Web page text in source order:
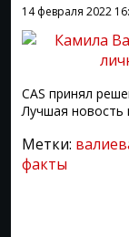
14 февраля 2022
CAS принял
Лучшая новость
Метки:
факты